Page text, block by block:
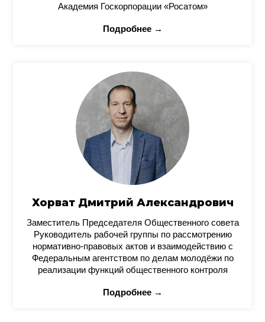
Академия Госкорпорации «Росатом»
Подробнее →
Хорват Дмитрий Александрович
Заместитель Председателя Общественного совета
Руководитель рабочей группы по рассмотрению
нормативно-правовых актов и взаимодействию с
Федеральным агентством по делам молодёжи по
реализации функций общественного контроля
Подробнее →